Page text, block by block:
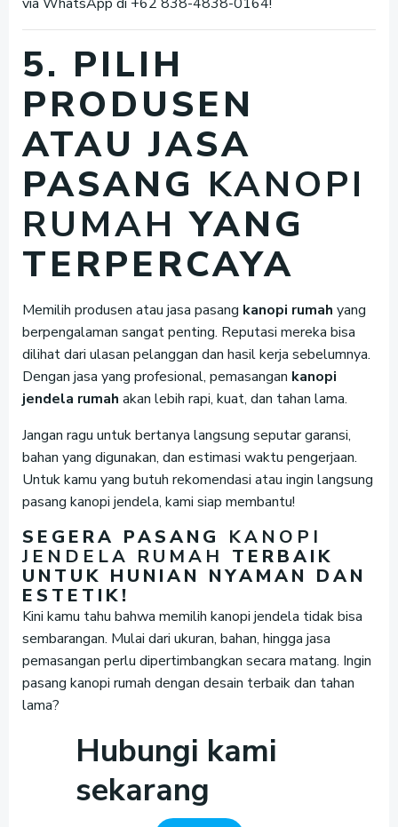
via WhatsApp di +62 838-4838-0164!
5. PILIH
PRODUSEN
ATAU JASA
PASANG KANOPI
RUMAH YANG
TERPERCAYA
Memilih produsen atau jasa pasang kanopi rumah yang
berpengalaman sangat penting. Reputasi mereka bisa
dilihat dari ulasan pelanggan dan hasil kerja sebelumnya.
Dengan jasa yang profesional, pemasangan kanopi
jendela rumah akan lebih rapi, kuat, dan tahan lama.
Jangan ragu untuk bertanya langsung seputar garansi,
bahan yang digunakan, dan estimasi waktu pengerjaan.
Untuk kamu yang butuh rekomendasi atau ingin langsung
pasang kanopi jendela, kami siap membantu!
SEGERA PASANG KANOPI
JENDELA RUMAH TERBAIK
UNTUK HUNIAN NYAMAN DAN
ESTETIK!
Kini kamu tahu bahwa memilih kanopi jendela tidak bisa
sembarangan. Mulai dari ukuran, bahan, hingga jasa
pemasangan perlu dipertimbangkan secara matang. Ingin
pasang kanopi rumah dengan desain terbaik dan tahan
lama?
Hubungi kami
sekarang